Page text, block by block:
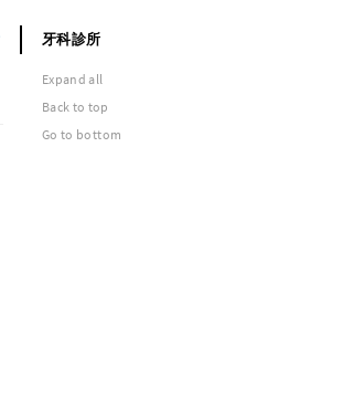
牙科診所
Expand all
Back to top
Go to bottom